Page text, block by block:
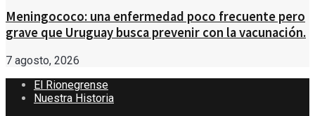
Meningococo: una enfermedad poco frecuente pero
grave que Uruguay busca prevenir con la vacunación.
7 agosto, 2026
El Rionegrense
Nuestra Historia